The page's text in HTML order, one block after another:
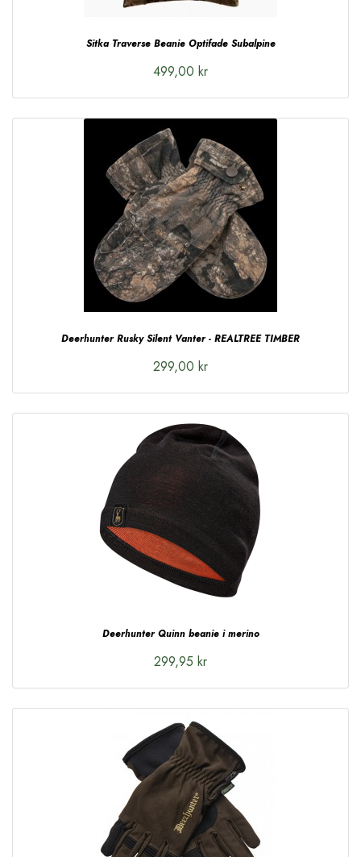
Sitka Traverse Beanie Optifade Subalpine
499,00 kr
Deerhunter Rusky Silent Vanter - REALTREE TIMBER
299,00 kr
Deerhunter Quinn beanie i merino
299,95 kr